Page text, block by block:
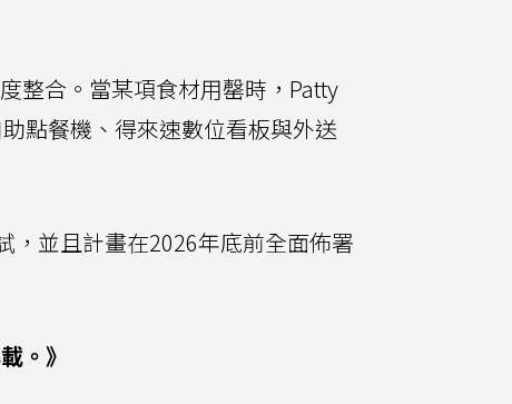
整合。當某項食材用罄時，Patty
點餐機、得來速數位看板與外送
，並且計畫在2026年底前全面佈署
。》